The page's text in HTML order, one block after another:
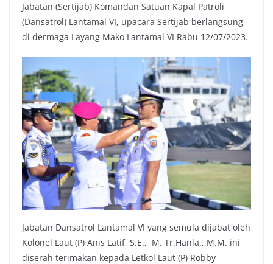
Jabatan (Sertijab) Komandan Satuan Kapal Patroli
(Dansatrol) Lantamal VI, upacara Sertijab berlangsung
di dermaga Layang Mako Lantamal VI Rabu 12/07/2023.
Jabatan Dansatrol Lantamal VI yang semula dijabat oleh
Kolonel Laut (P) Anis Latif, S.E., M. Tr.Hanla., M.M. ini
diserah terimakan kepada Letkol Laut (P) Robby